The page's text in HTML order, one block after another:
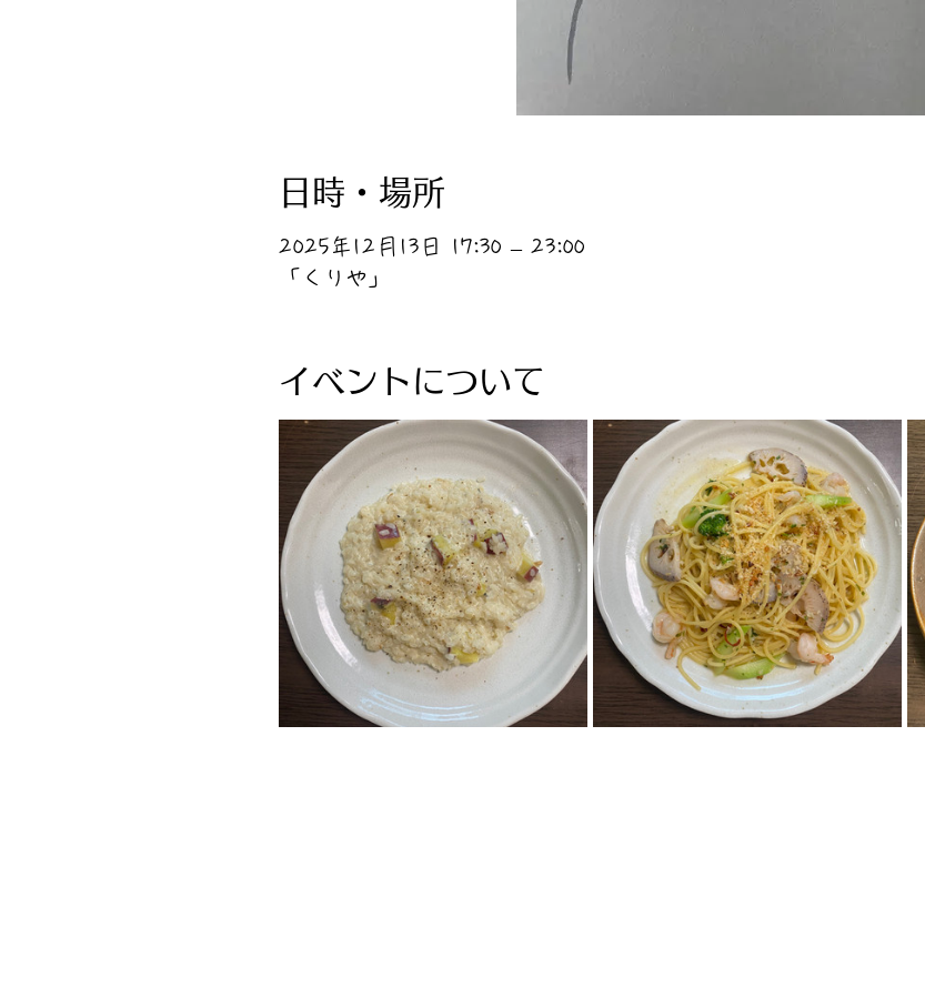
日時・場所
2025年12月13日 17:30 – 23:00
「くりや」
イベントについて